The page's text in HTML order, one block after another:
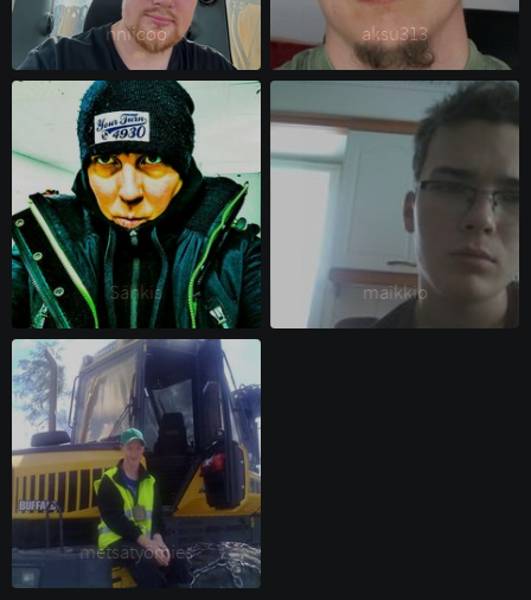
nniicoo aksu313
Sähkis maikkio
metsätyömies